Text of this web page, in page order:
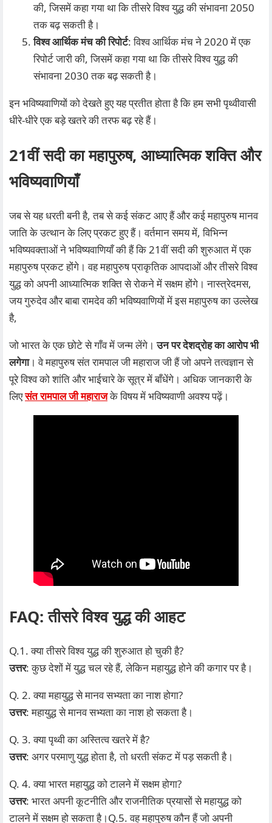
की, जिसमें कहा गया था कि तीसरे विश्व युद्ध की संभावना 2050
तक बढ़ सकती है।
विश्व आर्थिक मंच की रिपोर्ट: विश्व आर्थिक मंच ने 2020 में एक
रिपोर्ट जारी की, जिसमें कहा गया था कि तीसरे विश्व युद्ध की
संभावना 2030 तक बढ़ सकती है।
इन भविष्यवाणियों को देखते हुए यह प्रतीत होता है कि हम सभी पृथ्वीवासी
धीरे-धीरे एक बड़े खतरे की तरफ बढ़ रहे हैं।
21वीं सदी का महापुरुष, आध्यात्मिक शक्ति और
भविष्यवाणियाँ
जब से यह धरती बनी है, तब से कई संकट आए हैं और कई महापुरुष मानव
जाति के उत्थान के लिए प्रकट हुए हैं। वर्तमान समय में, विभिन्न
भविष्यवक्ताओं ने भविष्यवाणियाँ की हैं कि 21वीं सदी की शुरुआत में एक
महापुरुष प्रकट होंगे। वह महापुरुष प्राकृतिक आपदाओं और तीसरे विश्व
युद्ध को अपनी आध्यात्मिक शक्ति से रोकने में सक्षम होंगे। नास्त्रेदमस,
जय गुरुदेव और बाबा रामदेव की भविष्यवाणियों में इस महापुरुष का उल्लेख
है,
जो भारत के एक छोटे से गाँव में जन्म लेंगे।उन पर देशद्रोह का आरोप भी
लगेगा। वे महापुरुष संत रामपाल जी महाराज जी हैं जो अपने तत्वज्ञान से
पूरे विश्व को शांति और भाईचारे के सूत्र में बाँधेंगे। अधिक जानकारी के
लिएसंत रामपाल जी महाराजके विषय में भविष्यवाणी अवश्य पढ़ें।
FAQ: तीसरे विश्व युद्ध की आहट
Q.1. क्या तीसरे विश्व युद्ध की शुरुआत हो चुकी है?
उत्तर: कुछ देशों में युद्ध चल रहे हैं, लेकिन महायुद्ध होने की कगार पर है।
Q. 2. क्या महायुद्ध से मानव सभ्यता का नाश होगा?
उत्तर: महायुद्ध से मानव सभ्यता का नाश हो सकता है।
Q. 3. क्या पृथ्वी का अस्तित्व खतरे में है?
उत्तर: अगर परमाणु युद्ध होता है, तो धरती संकट में पड़ सकती है।
Q. 4. क्या भारत महायुद्ध को टालने में सक्षम होगा?
उत्तर: भारत अपनी कूटनीति और राजनीतिक प्रयासों से महायुद्ध को
टालने में सक्षम हो सकता है।Q.5. वह महापुरुष कौन हैं जो अपनी